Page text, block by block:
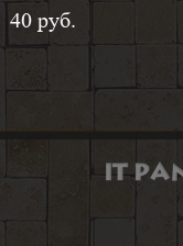
40 руб.